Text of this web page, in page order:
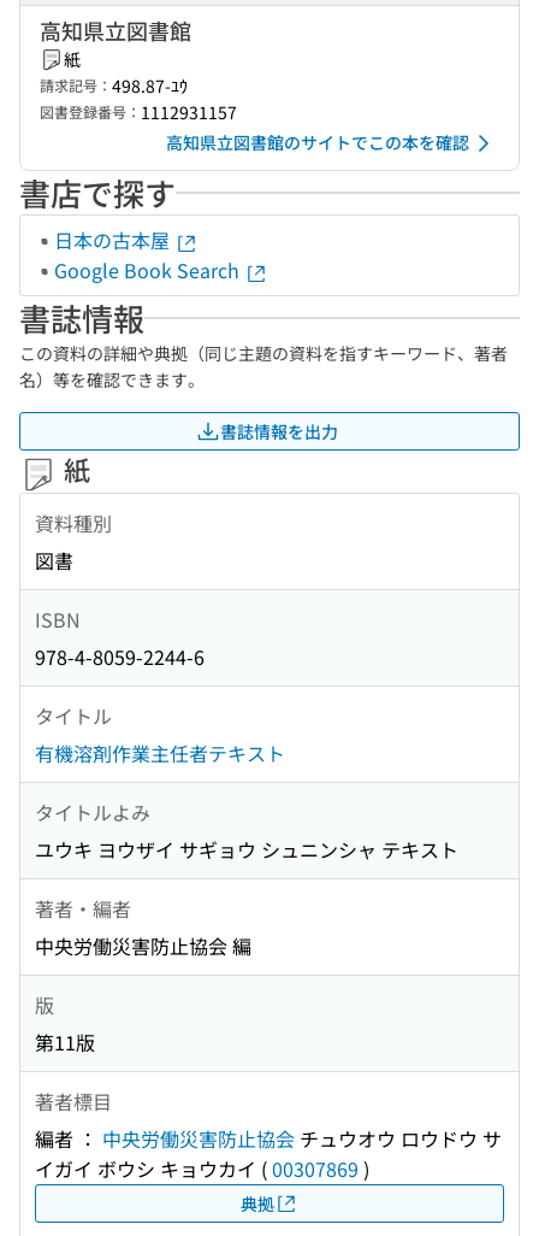
高知県立図書館
紙
請求記号： 498.87-ﾕｳ
図書登録番号： 1112931157
高知県立図書館のサイトでこの本を確認
書店で探す
日本の古本屋
Google Book Search
書誌情報
この資料の詳細や典拠（同じ主題の資料を指すキーワード、著者
名）等を確認できます。
書誌情報を出力
紙
資料種別
図書
ISBN
978-4-8059-2244-6
タイトル
有機溶剤作業主任者テキスト
タイトルよみ
ユウキ ヨウザイ サギョウ シュニンシャ テキスト
著者・編者
中央労働災害防止協会 編
版
第11版
著者標目
編者 ： 中央労働災害防止協会 チュウオウ ロウドウ サ
イガイ ボウシ キョウカイ (00307869 )
典拠